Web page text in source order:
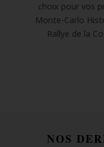
choix pour vos
Monte-Carlo
Rallye de la
NOS